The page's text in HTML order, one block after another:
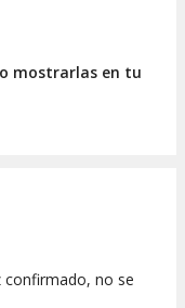
mostrarlas en tu
confirmado, no se